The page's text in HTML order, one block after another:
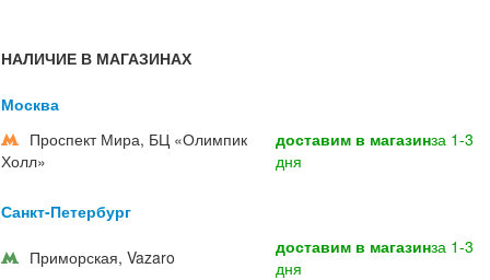
НАЛИЧИЕ В МАГАЗИНАХ
Москва
Проспект Мира, БЦ «Олимпик
Холл»
доставим в магазинза 1-3
дня
Санкт-Петербург
Приморская, Vazaro доставим в магазинза 1-3
дня